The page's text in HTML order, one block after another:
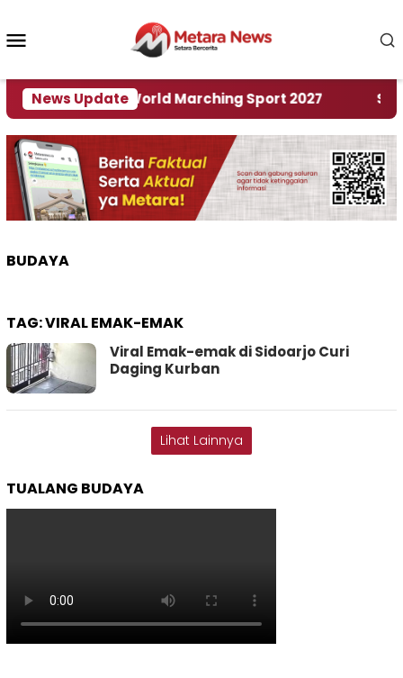
konten
News Update
Rumah World Marching Sport 2027 ‎Soal
BUDAYA
TAG:VIRAL EMAK-EMAK
Viral Emak-emak di Sidoarjo Curi
Daging Kurban
Lihat Lainnya
TUALANG BUDAYA